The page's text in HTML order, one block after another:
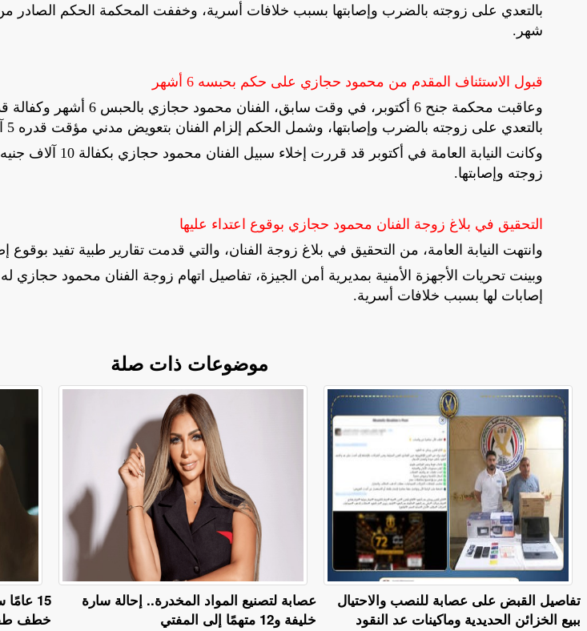
بالتعدي على زوجته بالضرب وإصابتها بسبب خلافات أسرية، وخففت المحكمة الحكم الصادر
شهر.
قبول الاستئناف المقدم من محمود حجازي على حكم بحبسه 6 أشهر
بالتعدي على زوجته بالضرب وإصابتها، وشمل الحكم إلزام الفنان بتعويض مدني مؤقت قدره 5 آلاف جنيه.
وكانت النيابة العامة في
زوجته وإصابتها.
التحقيق في بلاغ زوجة الفنان محمود حجازي بوقوع اعتداء عليها
وانتهت النيابة العامة، من التحقيق في بلاغ زوجة الفنان، والتي قدمت تقارير طبية تفيد بوقوع
وبينت تحريات الأجهزة الأمنية بمديرية أمن الجيزة، تفاصيل اتهام زوجة الفنان محمود حجازي
إصابات لها بسبب خلافات أسرية.
موضوعات ذات صلة
15
خطف
عصابة لتصنيع المواد المخدرة.. إحالة سارة
خليفة و12 متهمًا إلى المفتي
تفاصيل القبض على عصابة للنصب والاحتيال
ببيع الخزائن الحديدية وماكينات عد النقود